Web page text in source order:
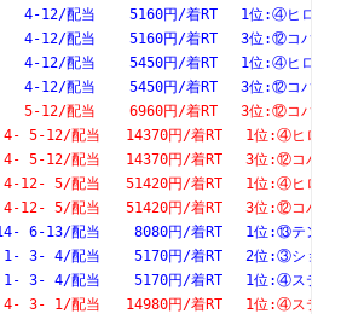
4-12/配当    5160円/着RT　 1位:④ヒロイ
4-12/配当    5160円/着RT　 3位:⑫コバル
4-12/配当    5450円/着RT　 1位:④ヒロイ
4-12/配当    5450円/着RT　 3位:⑫コバル
5-12/配当    6960円/着RT　 3位:⑫コバル
5-12/配当   14370円/着RT　 1位:④ヒロイ
5-12/配当   14370円/着RT　 3位:⑫コバル
12- 5/配当   51420円/着RT　 1位:④ヒロイ
12- 5/配当   51420円/着RT　 3位:⑫コバル
6-13/配当    8080円/着RT　 1位:⑬テンハッ
]: 1- 3- 4/配当    5170円/着RT　 2
]: 1- 3- 4/配当    5170円/着RT
]: 4- 3- 1/配当   14980円/着RT